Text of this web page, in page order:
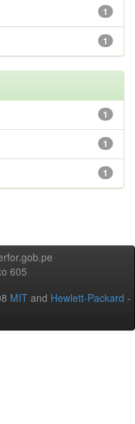
1
1
1
1
1
605
MIT and Hewlett-Packard -